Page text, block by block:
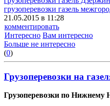
грузоперевозки газель
21.05.2015 в 11:28
комментировать
Интересно Вам интересно
Больше не интересно
(0)
Грузоперевозки на
Грузоперевозки по Нижнему